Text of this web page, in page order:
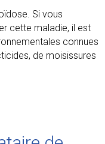
Si vous
cette maladie, il est
connues
de moisissures